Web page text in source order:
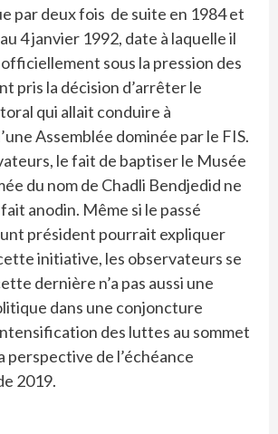
par deux fois de suite en 1984 et
4 janvier 1992, date à laquelle il
sous la pression des
pris la décision d’arrêter le
qui allait conduire à
Assemblée dominée par le FIS.
le fait de baptiser le Musée
du nom de Chadli Bendjedid ne
anodin. Même si le passé
président pourrait expliquer
initiative, les observateurs se
dernière n’a pas aussi une
dans une conjoncture
des luttes au sommet
perspective de l’échéance
2019.